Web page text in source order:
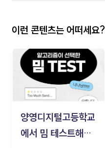
이런 콘텐츠는 어떠세요?
양영디지털고등학교
에서 밈 테스트해보